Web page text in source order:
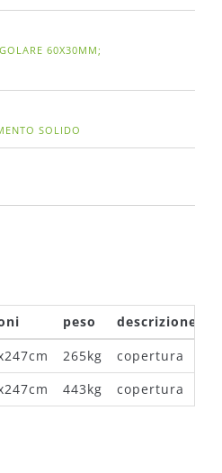
60X30MM;
SOLIDO
peso
descrizione
265kg
copertura
443kg copertura